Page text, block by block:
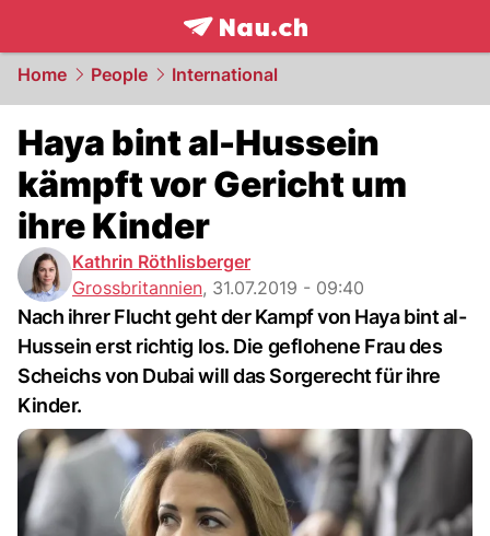
frontpage.NAU.ch
Home People International
Haya bint al-Hussein
kämpft vor Gericht um
ihre Kinder
Kathrin Röthlisberger
Grossbritannien, 31.07.2019 - 09:40
Nach ihrer Flucht geht der Kampf von Haya bint al-
Hussein erst richtig los. Die geflohene Frau des
Scheichs von Dubai will das Sorgerecht für ihre
Kinder.